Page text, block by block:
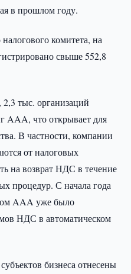
в прошлом году.
комитета, на
свыше 552,8
2,3 тыс. организаций
AAA, что открывает для
В частности, компании
от налоговых
на возврат НДС в течение
процедур. С начала года
AAA уже было
НДС в автоматическом
бизнеса отнесены